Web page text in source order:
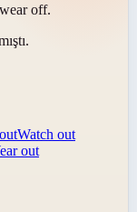
wear off.
Watch out
out